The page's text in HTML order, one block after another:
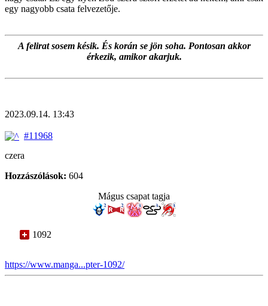
egy nagyobb csata felvezetője.
A felirat sosem késik. És korán se jön soha. Pontosan akkor
érkezik, amikor akarjuk.
2023.09.14. 13:43
#11968
czera
Hozzászólások: 604
Mágus csapat tagja
1092
https://www.manga...pter-1092/